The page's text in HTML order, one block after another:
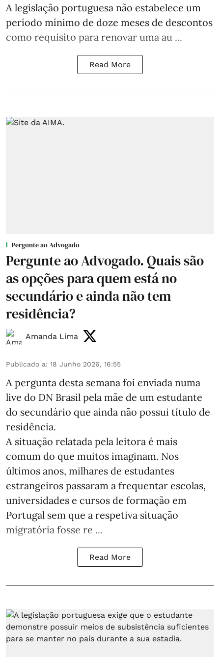
A legislação portuguesa não estabelece um
período mínimo de doze meses de descontos
como requisito para renovar uma au ...
Read More
Pergunte ao Advogado
Pergunte ao Advogado. Quais são
as opções para quem está no
secundário e ainda não tem
residência?
Amanda Lima
Publicado a: 18 Junho 2026, 16:55
A pergunta desta semana foi enviada numa
live do DN Brasil pela mãe de um estudante
do secundário que ainda não possui título de
residência.
A situação relatada pela leitora é mais
comum do que muitos imaginam. Nos
últimos anos, milhares de estudantes
estrangeiros passaram a frequentar escolas,
universidades e cursos de formação em
Portugal sem que a respetiva situação
migratória fosse re ...
Read More